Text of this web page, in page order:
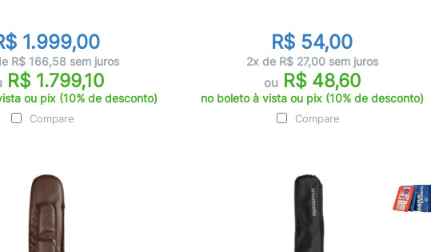
1.999,00
R$ 166,58 sem juros
R$ 1.799,10
ou pix (10% de desconto)
Compare
R$ 54,00
2x de R$ 27,00 sem juros
ou R$ 48,60
no boleto à vista ou pix (10% de desconto)
Compare